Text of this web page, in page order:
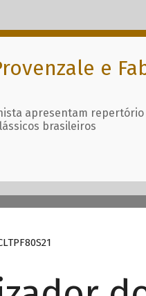
e
apresentam repertório
brasileiros